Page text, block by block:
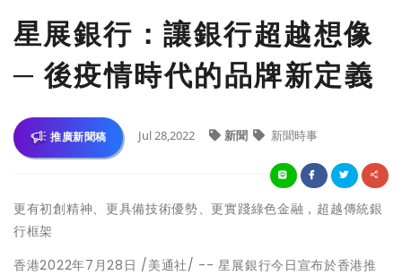
星展銀行：讓銀行超越想像
─ 後疫情時代的品牌新定義
推廣新聞稿 Jul 28,2022 新聞 新聞時事
更有初創精神、更具備技術優勢、更實踐綠色金融，超越傳統銀
行框架
香港2022年7月28日 /美通社/ -- 星展銀行今日宣布於香港推